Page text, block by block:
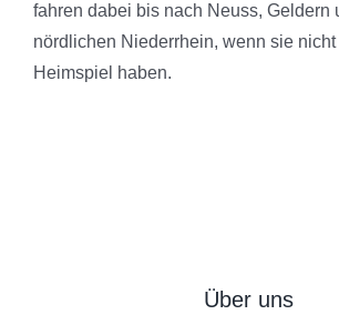
fahren dabei bis nach Neuss, Geldern
nördlichen Niederrhein, wenn sie
Heimspiel haben.
Über uns